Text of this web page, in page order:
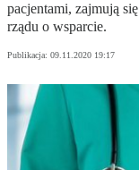
pacjentami, zajmują
rządu o wsparcie.
Publikacja: 09.11.2020 19:17